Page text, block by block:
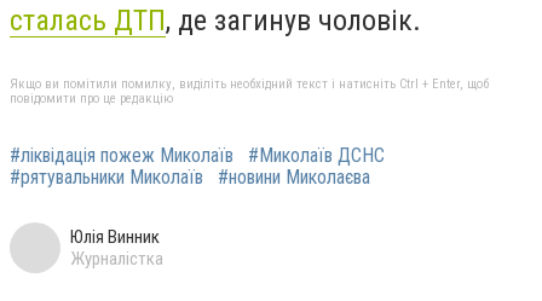
сталась ДТП, де загинув чоловік.
Якщо ви помітили помилку, виділіть необхідний текст і натисніть Ctrl + Enter, щоб
повідомити про це редакцію
#ліквідація пожеж Миколаїв
#Миколаїв ДСНС
#рятувальники Миколаїв
#новини Миколаєва
Юлія Винник
Журналістка